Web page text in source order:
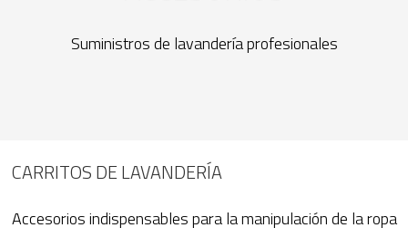
Suministros de lavandería profesionales
CARRITOS DE LAVANDERÍA
Accesorios indispensables para la manipulación de la ropa